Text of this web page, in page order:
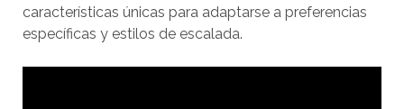
características únicas para adaptarse a preferencias
específicas y estilos de escalada.